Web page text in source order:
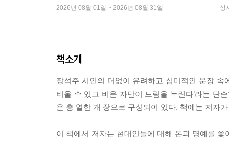
2026년 08월 01일 ~ 2026년 08월 31일 상
책소개
장석주 시인의 더없이 유려하고 심미적인 문장 속
비울 수 있고 비운 자만이 느림을 누린다’라는 단
은 총 열한 개 장으로 구성되어 있다. 책에는 저자
이 책에서 저자는 현대인들에 대해 돈과 명예를